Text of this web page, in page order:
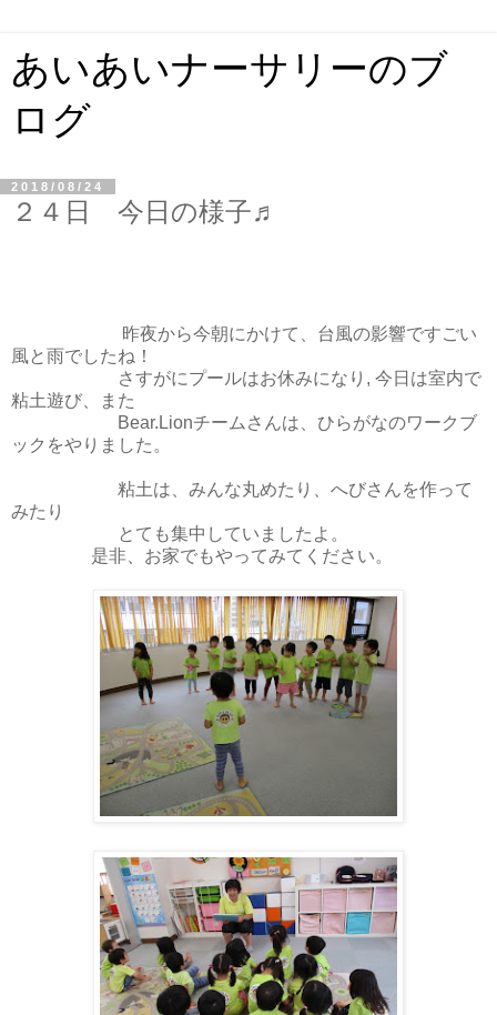
あいあいナーサリーのブ
ログ
2018/08/24
２４日 今日の様子♬
昨夜から今朝にかけて、台風の影響ですごい
風と雨でしたね！
さすがにプールはお休みになり, 今日は室内で
粘土遊び、また
Bear.Lionチームさんは、ひらがなのワークブ
ックをやりました。
粘土は、みんな丸めたり、へびさんを作って
みたり
とても集中していましたよ。
是非、お家でもやってみてください。